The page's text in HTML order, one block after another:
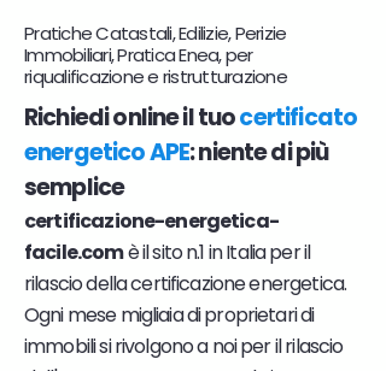
Pratiche Catastali, Edilizie, Perizie
Immobiliari, Pratica Enea, per
riqualificazione e ristrutturazione
Richiedi online il tuocertificato
energetico APE: niente di più
semplice
certificazione-energetica-
facile.comè il sito n.1 in Italia per il
rilascio della certificazione energetica.
Ogni mese migliaia di proprietari di
immobili si rivolgono a noi per il rilascio